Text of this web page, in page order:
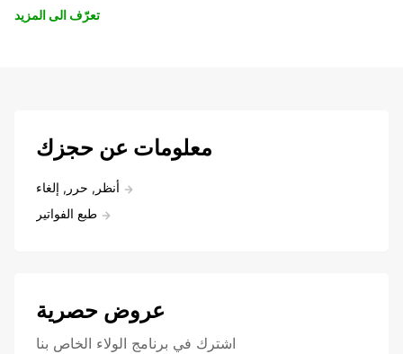
تعرّف الى المزيد
معلومات عن حجزك
أنظر, حرر, إلغاء
طبع الفواتير
عروض حصرية
اشترك في برنامج الولاء الخاص بنا